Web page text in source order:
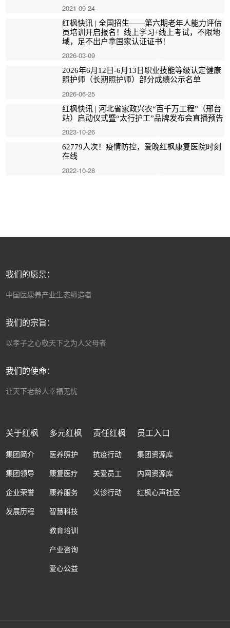
2021-09-24
红枫快讯 | 全国招生——第六期老年人能力评估
员培训开启报名！线上学习+线上考试，不限地
域，足不出户拿国家认证证书！
2026-03-09
2026年6月12日-6月13日职业技能等级认定健康
照护师（长期照护师）部分成绩公示名单
2026-06-25
红枫快讯 | 河北省家政兴农“百千万工程”（邢台
站）启动仪式暨“太行护工”品牌发布会直播预告
2023-10-26
62779人次！疫情防控，爱晚红枫康复医院时刻
在线
2022-10-28
我们的愿景：
中国医康养产业生态缔造者
我们的宗旨：
以孝子之心敬天下之为人父母者
我们的使命：
让天下老龄人幸福无忧
关于红枫
集团简介
集团领导
企业荣誉
发展历程
多元红枫
医养照护
康复医疗
康养服务
智慧科技
教育培训
产业咨询
爱心公益
责任红枫
抗疫行动
关爱员工
义诊行动
员工入口
集团资源库
内网资源库
红枫心声社区